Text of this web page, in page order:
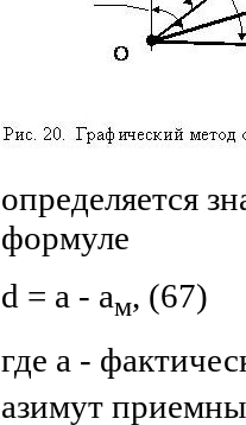
определяется
формуле
d = a - aм, (67)
где a -
азимут